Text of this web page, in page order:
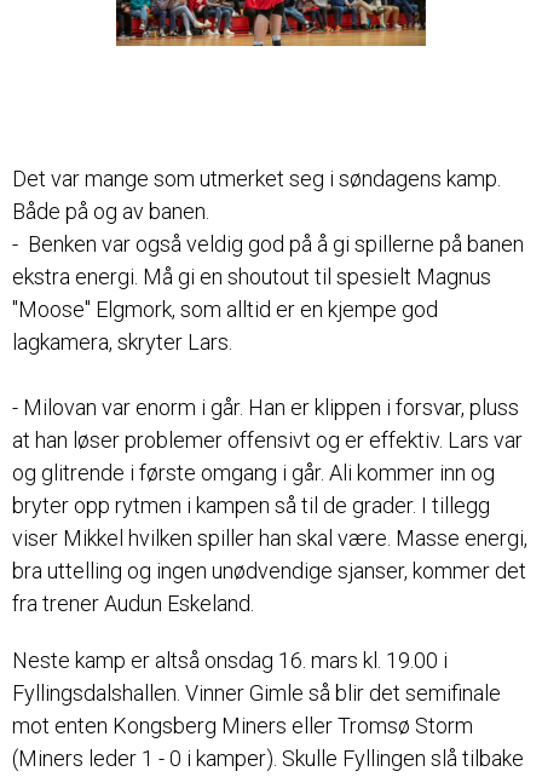
Det var mange som utmerket seg i søndagens kamp.
Både på og av banen.
- Benken var også veldig god på å gi spillerne på banen
ekstra energi. Må gi en shoutout til spesielt Magnus
"Moose" Elgmork, som alltid er en kjempe god
lagkamera, skryter Lars.
- Milovan var enorm i går. Han er klippen i forsvar, pluss
at han løser problemer offensivt og er effektiv. Lars var
og glitrende i første omgang i går. Ali kommer inn og
bryter opp rytmen i kampen så til de grader. I tillegg
viser Mikkel hvilken spiller han skal være. Masse energi,
bra uttelling og ingen unødvendige sjanser, kommer det
fra trener Audun Eskeland.
Neste kamp er altså onsdag 16. mars kl. 19.00 i
Fyllingsdalshallen. Vinner Gimle så blir det semifinale
mot enten Kongsberg Miners eller Tromsø Storm
(Miners leder 1 - 0 i kamper). Skulle Fyllingen slå tilbake